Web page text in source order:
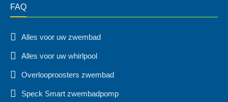
FAQ
Alles voor uw zwembad
Alles voor uw whirlpool
Overlooproosters zwembad
Speck Smart zwembadpomp